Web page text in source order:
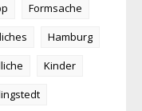
Formsache
Hamburg
Kinder